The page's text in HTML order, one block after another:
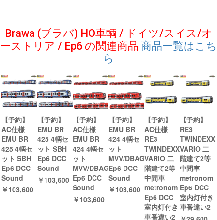
Brawa (ブラバ) HO車輌 / ドイツ/スイス/オ
ーストリア / Ep6 の関連商品 商品一覧はこち
ら
【予約】
AC仕様
EMU BR
425 4輌セ
ット SBH
Ep6 DCC
Sound
￥103,600
【予約】
EMU BR
425 4輌セ
ット SBH
Ep6 DCC
Sound
￥103,600
【予約】
AC仕様
EMU BR
424 4輌セ
ット
MVV/DBAG
Ep6 DCC
Sound
￥103,600
【予約】
EMU BR
424 4輌セ
ット
MVV/DBAG
Ep6 DCC
Sound
￥103,600
【予約】
AC仕様
RE3
TWINDEXX
VARIO 二
階建て2等
中間車
metronom
Ep6 DCC
室内灯付き
車番違い2
【予約】
RE3
TWINDEXX
VARIO 二
階建て2等
中間車
metronom
Ep6 DCC
室内灯付き
車番違い2